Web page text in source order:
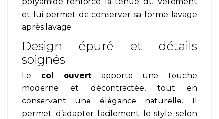
et lui permet de conserver sa forme lavage
après lavage.
Design épuré et détails
soignés
Le col ouvert apporte une touche
moderne et décontractée, tout en
conservant une élégance naturelle. Il
permet d’adapter facilement le style selon